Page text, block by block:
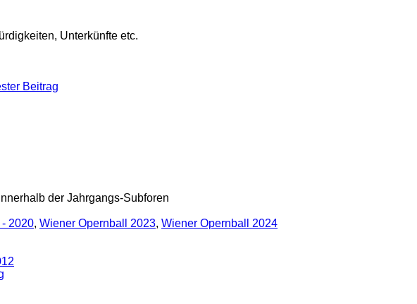
Unterkünfte etc.
Beitrag
der Jahrgangs-Subforen
2020, Wiener Opernball 2023, Wiener Opernball 2024